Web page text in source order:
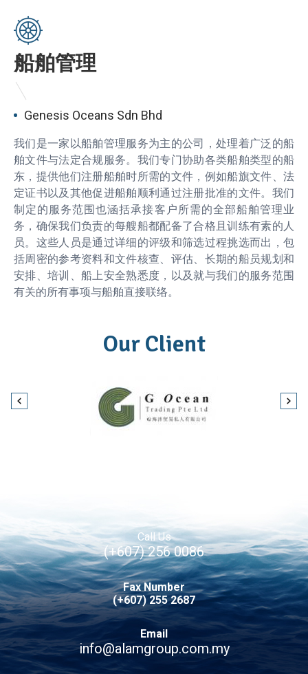
船舶管理
Genesis Oceans Sdn Bhd
我们是一家以船舶管理服务为主的公司，处理着广泛的船
舶文件与法定合规服务。我们专门协助各类船舶类型的船
东，提供他们注册船舶时所需的文件，例如船旗文件、法
定证书以及其他促进船舶顺利通过注册批准的文件。我们
制定的服务范围也涵括承接客户所需的全部船舶管理业
务，确保我们负责的每艘船都配备了合格且训练有素的人
员。这些人员是通过详细的评级和筛选过程挑选而出，包
括周密的参考资料和文件核查、评估、长期的船员规划和
安排、培训、船上安全熟悉度，以及就与我们的服务范围
有关的所有事项与船舶直接联络。
Our Client
Call Us
(+607) 256 0086
Fax Number
(+607) 255 2687
Email
info@alamgroup.com.my